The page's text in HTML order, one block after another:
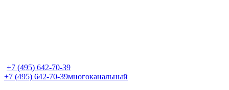
+7 (495) 642-70-39
+7 (495) 642-70-39многоканальный